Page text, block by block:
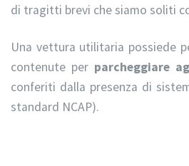
di tragitti brevi che siamo soliti
Una vettura utilitaria possiede
contenute per parcheggiare
conferiti dalla presenza di
standard NCAP).